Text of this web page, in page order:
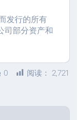
发行的所有
司部分资产和
0 阅读： 2,721